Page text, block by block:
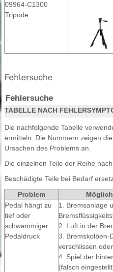
09964-C1300
Tripode
Fehlersuche
Fehlersuche
TABELLE NACH
Die nachfolgende Tabelle
ermitteln. Die Nummern zeigen
Ursachen des Problems an.
Die einzelnen Teile der Reihe nach
Beschädigte Teile bei Bedarf
Problem
Pedal hängt zu
tief oder
schwammiger
Pedaldruck
1. Bremsanlage
2. Luft in der
3. Bremskolben-
verschlissen
4. Spiel der
(falsch